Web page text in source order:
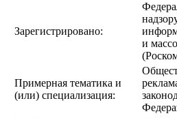
Зарегистрировано:
и
Примерная тематика и
(или) специализация: